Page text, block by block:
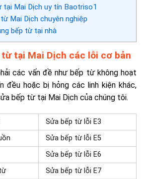
Mai Dịch uy tín Baotriso1
Mai Dịch chuyên nghiệp
bếp từ tại nhà
từ tại Mai Dịch các lỗi cơ bản
các vấn đề như bếp từ không hoạt
đều hoặc bị hỏng các linh kiện khác,
bếp từ tại Mai Dịch của chúng tôi.
Sửa bếp từ lỗi E3
Sửa bếp từ lỗi E5
Sửa bếp từ lỗi E6
Sửa bếp từ lỗi E7